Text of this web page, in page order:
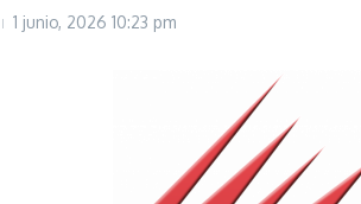
1 junio, 2026 10:23 pm